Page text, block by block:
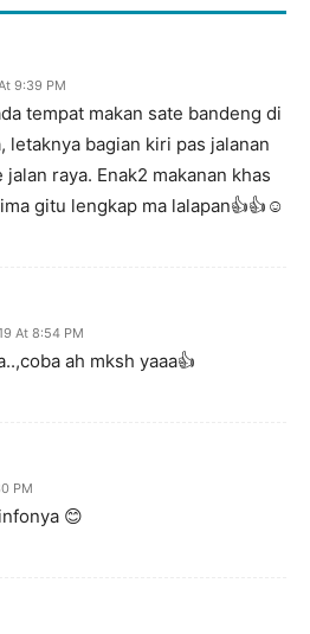
9:39 PM
tempat makan sate bandeng di
letaknya bagian kiri pas jalanan
jalan raya. Enak2 makanan khas
gitu lengkap ma lalapan👍👍☺️
At 8:54 PM
ah mksh yaaa👍
PM
😊